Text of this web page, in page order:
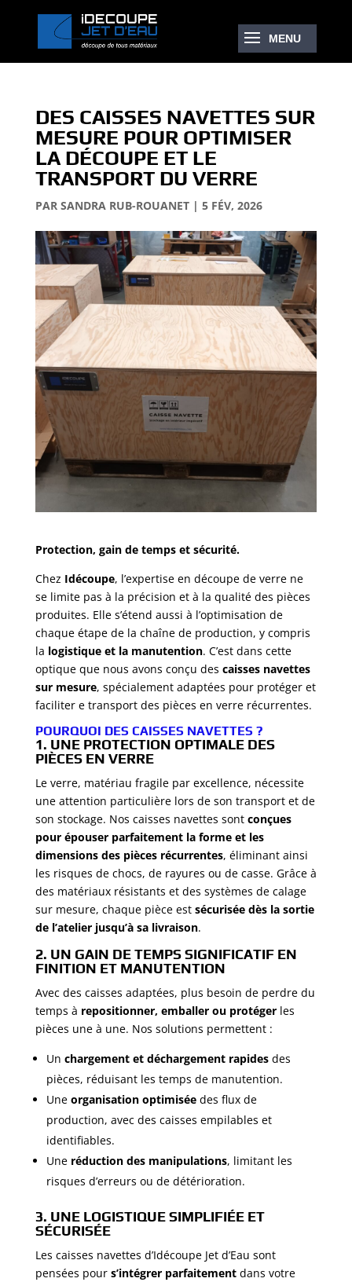
DES CAISSES NAVETTES SUR
MESURE POUR OPTIMISER
LA DÉCOUPE ET LE
TRANSPORT DU VERRE
PAR SANDRA RUB-ROUANET| 5 FÉV, 2026
Protection, gain de temps et sécurité.
Chez Idécoupe, l’expertise en découpe de verre ne
se limite pas à la précision et à la qualité des pièces
produites. Elle s’étend aussi à l’optimisation de
chaque étape de la chaîne de production, y compris
la logistique et la manutention. C’est dans cette
optique que nous avons conçu des caisses navettes
sur mesure, spécialement adaptées pour protéger et
faciliter e transport des pièces en verre récurrentes.
POURQUOI DES CAISSES NAVETTES ?
1. UNE PROTECTION OPTIMALE DES
PIÈCES EN VERRE
Le verre, matériau fragile par excellence, nécessite
une attention particulière lors de son transport et de
son stockage. Nos caisses navettes sont conçues
pour épouser parfaitement la forme et les
dimensions des pièces récurrentes, éliminant ainsi
les risques de chocs, de rayures ou de casse. Grâce à
des matériaux résistants et des systèmes de calage
sur mesure, chaque pièce est sécurisée dès la sortie
de l’atelier jusqu’à sa livraison.
2. UN GAIN DE TEMPS SIGNIFICATIF EN
FINITION ET MANUTENTION
Avec des caisses adaptées, plus besoin de perdre du
temps à repositionner, emballer ou protégerles
pièces une à une. Nos solutions permettent :
Un chargement et déchargement rapidesdes
pièces, réduisant les temps de manutention.
Une organisation optimiséedes flux de
production, avec des caisses empilables et
identifiables.
Une réduction des manipulations, limitant les
risques d’erreurs ou de détérioration.
3. UNE LOGISTIQUE SIMPLIFIÉE ET
SÉCURISÉE
Les caisses navettes d’Idécoupe Jet d’Eau sont
pensées pour s’intégrer parfaitementdans votre